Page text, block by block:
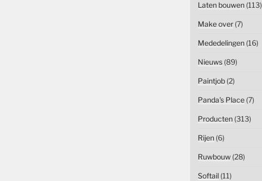
Laten bouwen(113)
Make over(7)
Mededelingen(16)
Nieuws(89)
Paintjob(2)
Panda's Place(7)
Producten(313)
Rijen(6)
Ruwbouw(28)
Softail(11)